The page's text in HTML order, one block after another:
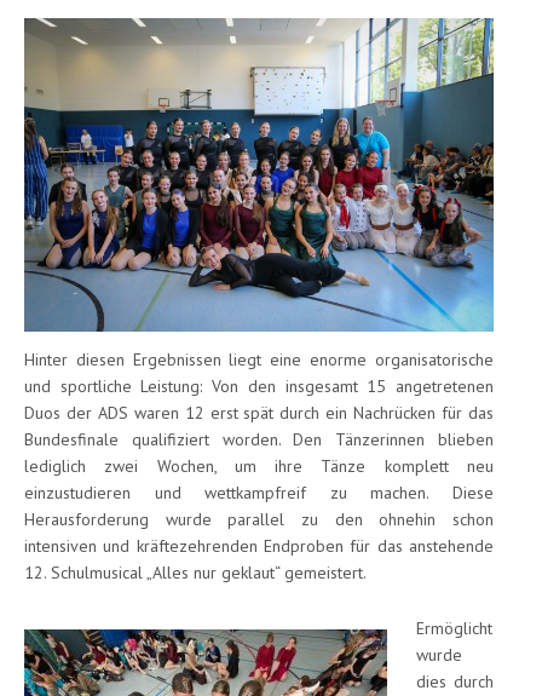
Hinter diesen Ergebnissen liegt eine enorme organisatorische
und sportliche Leistung: Von den insgesamt 15 angetretenen
Duos der ADS waren 12 erst spät durch ein Nachrücken für das
Bundesfinale qualifiziert worden. Den Tänzerinnen blieben
lediglich zwei Wochen, um ihre Tänze komplett neu
einzustudieren und wettkampfreif zu machen. Diese
Herausforderung wurde parallel zu den ohnehin schon
intensiven und kräftezehrenden Endproben für das anstehende
12. Schulmusical „Alles nur geklaut“ gemeistert.
Ermöglicht
wurde
dies durch